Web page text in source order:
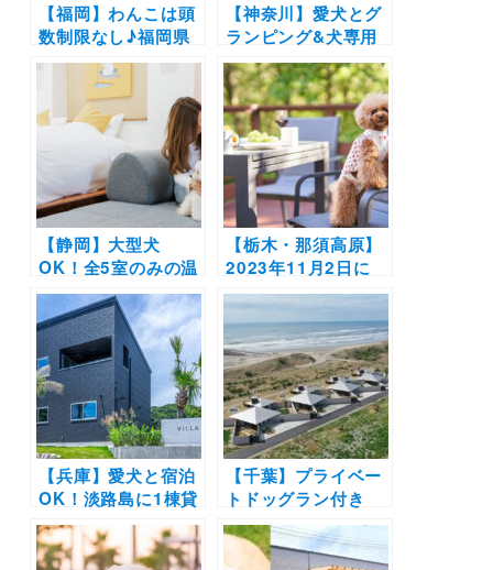
【福岡】わんこは頭
数制限なし♪福岡県
にドーム型グランピ
ング施設「グランド
ーム福岡ふくつ」開
業！【2021年8月オ
【神奈川】愛犬とグ
ランピング&犬専用
の温泉風呂も！
「THE BASE
GLAMPING 湯河
原」2022年3月18日
オープン！源泉かけ
流し温泉付きの1棟
貸切タイプのお部屋
【静岡】大型犬
OK！全5室のみの温
泉ホテル「ドギーズ
伊豆城ヶ崎」がオー
プン！お得なオープ
ン記念30％OFFプラ
ンの販売も開始！
【栃木・那須高原】
2023年11月2日に
「スイートヴィラ 那
須高原Doggy’s オハ
ナ」がオープン！最
大8名＆10kg以下の
中型犬2頭まで宿泊
OK！
【兵庫】愛犬と宿泊
OK！淡路島に1棟貸
切り「ヴィラ 釜口 -
Villa
【千葉】プライベー
トドッグラン付き
「NAGARAMI
RESORT SOSA」